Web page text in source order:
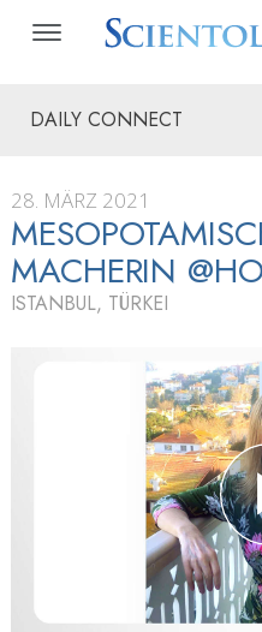
DAILY CONNECT
28. MÄRZ 2021
MACHERIN
ISTANBUL, TÜRKEI